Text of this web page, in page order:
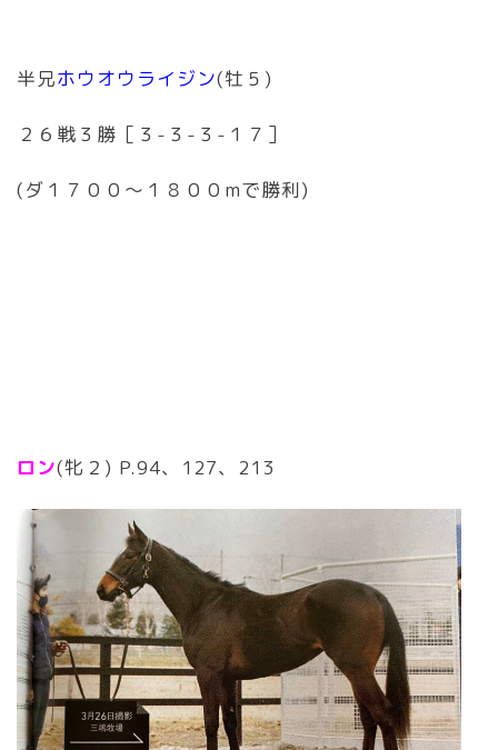
半兄ホウオウライジン(牡５)
２６戦３勝［３-３-３-１７］
(ダ１７００〜１８００mで勝利)
ロン(牝２) P.94、127、213